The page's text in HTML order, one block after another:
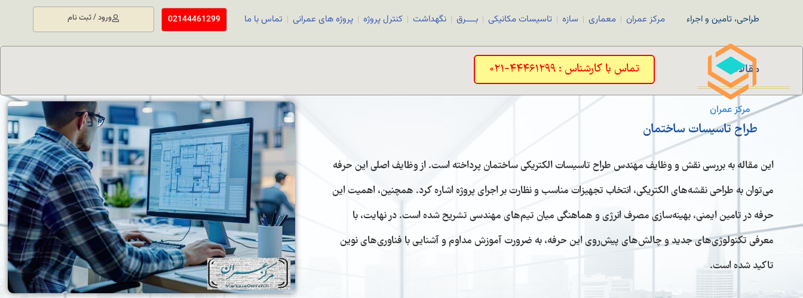
طراحی، تامین و اجراء
مرکز عمران
مرکز عمران معماری سازه تاسیسات مکانیکی بــــرق نگهداشت کنترل پروژه پروژه های عمرانی تماس با ما 02144461299 ورود / ثبت نام
مقالات تماس با کارشناس : 44461299-021
طراح تاسیسات ساختمان
این مقاله به بررسی نقش و وظایف مهندس طراح تاسیسات الکتریکی ساختمان پرداخته است. از وظایف اصلی این حرفه
می‌توان به طراحی نقشه‌های الکتریکی، انتخاب تجهیزات مناسب و نظارت بر اجرای پروژه اشاره کرد. همچنین، اهمیت این
حرفه در تامین ایمنی، بهینه‌سازی مصرف انرژی و هماهنگی میان تیم‌های مهندسی تشریح شده است. در نهایت، با
معرفی تکنولوژی‌های جدید و چالش‌های پیش‌روی این حرفه، به ضرورت آموزش مداوم و آشنایی با فناوری‌های نوین
تاکید شده است.